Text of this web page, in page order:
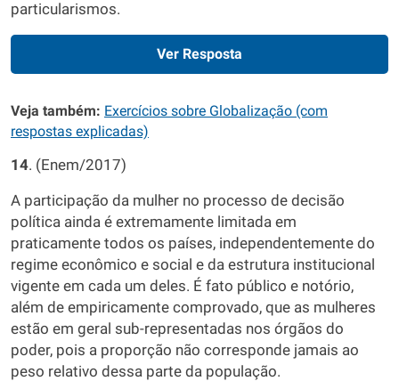
particularismos.
Ver Resposta
Veja também: Exercícios sobre Globalização (com
respostas explicadas)
14. (Enem/2017)
A participação da mulher no processo de decisão
política ainda é extremamente limitada em
praticamente todos os países, independentemente do
regime econômico e social e da estrutura institucional
vigente em cada um deles. É fato público e notório,
além de empiricamente comprovado, que as mulheres
estão em geral sub-representadas nos órgãos do
poder, pois a proporção não corresponde jamais ao
peso relativo dessa parte da população.